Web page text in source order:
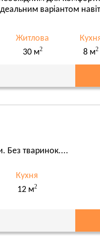
варіантом
Житлова
30 м2
8 м2
Без тваринок....
Кухня
12 м2